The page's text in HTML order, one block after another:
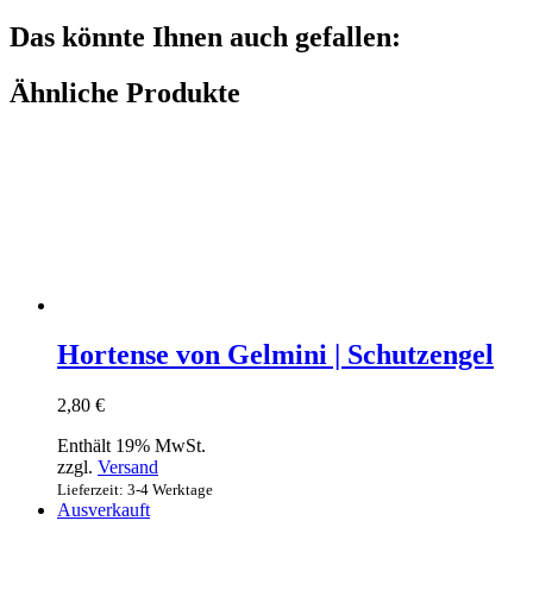
Das könnte Ihnen auch gefallen:
Ähnliche Produkte
Hortense von Gelmini | Schutzengel
2,80 €
Enthält 19% MwSt.
zzgl. Versand
Lieferzeit: 3-4 Werktage
Ausverkauft